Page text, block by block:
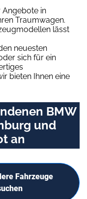
Angebote in
Traumwagen.
lässt
neuesten
sich für ein
bieten Ihnen eine
BMW
und
an
Fahrzeuge